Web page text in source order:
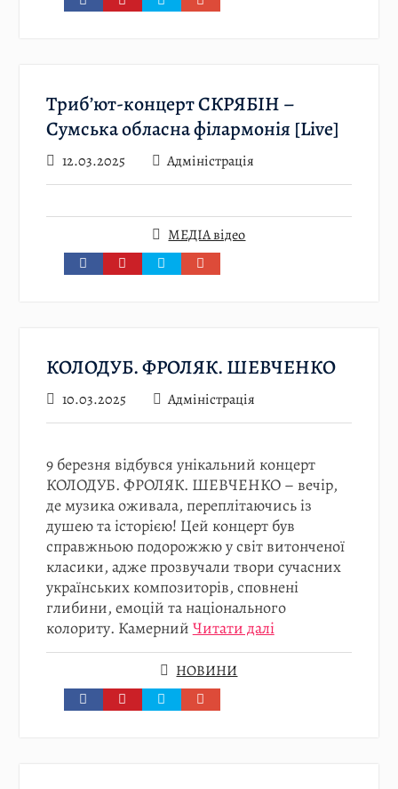
Триб’ют-концерт СКРЯБІН –
Сумська обласна філармонія [Live]
12.03.2025 Адміністрація
МЕДІА відео
КОЛОДУБ. ФРОЛЯК. ШЕВЧЕНКО
10.03.2025 Адміністрація
9 березня відбувся унікальний концерт
КОЛОДУБ. ФРОЛЯК. ШЕВЧЕНКО – вечір,
де музика оживала, переплітаючись із
душею та історією! Цей концерт був
справжньою подорожжю у світ витонченої
класики, адже прозвучали твори сучасних
українських композиторів, сповнені
глибини, емоцій та національного
колориту. Камерний Читати далі
НОВИНИ